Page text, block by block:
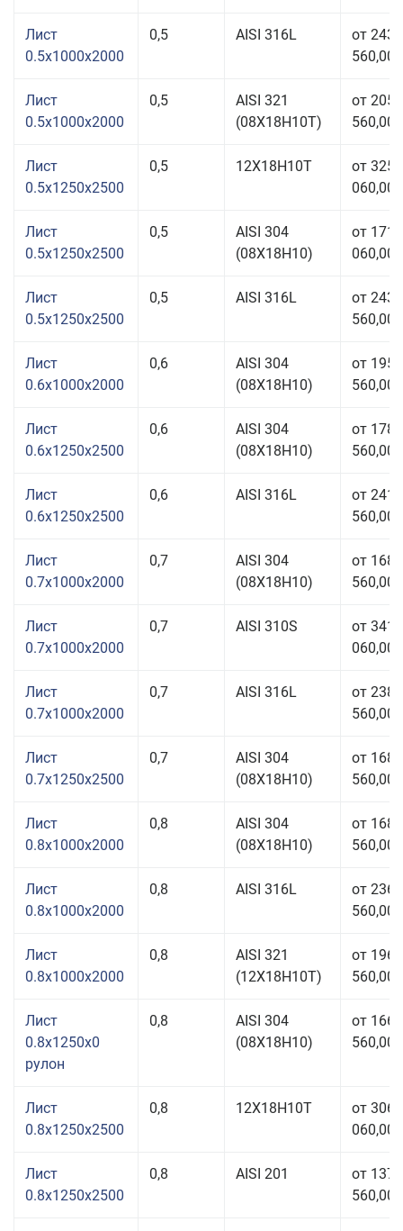
Лист
0.5x1000x2000
0,5 AISI 316L
от 243
560,00
Лист
0.5x1000x2000
0,5
AISI 321
(08Х18Н10T)
от 205
560,00
Лист
0.5x1250x2500
0,5 12Х18Н10Т
от 325
060,00
Лист
0.5x1250x2500
0,5
AISI 304
(08Х18Н10)
от 171
060,00
Лист
0.5x1250x2500
0,5 AISI 316L
от 243
560,00
Лист
0.6x1000x2000
0,6
AISI 304
(08Х18Н10)
от 195
560,00
Лист
0.6x1250x2500
0,6
AISI 304
(08Х18Н10)
от 178
560,00
Лист
0.6x1250x2500
0,6 AISI 316L
от 241
560,00
Лист
0.7x1000x2000
0,7
AISI 304
(08Х18Н10)
от 168
560,00
Лист
0.7x1000x2000
0,7 AISI 310S
от 341
060,00
Лист
0.7x1000x2000
0,7 AISI 316L
от 238
560,00
Лист
0.7x1250x2500
0,7
AISI 304
(08Х18Н10)
от 168
560,00
Лист
0.8x1000x2000
0,8
AISI 304
(08Х18Н10)
от 168
560,00
Лист
0.8x1000x2000
0,8 AISI 316L
от 236
560,00
Лист
0.8x1000x2000
0,8
AISI 321
(12Х18Н10Т)
от 196
560,00
Лист
0.8x1250x0
рулон
0,8
AISI 304
(08Х18Н10)
от 166
560,00
Лист
0.8x1250x2500
0,8 12Х18Н10Т
от 306
060,00
Лист
0.8x1250x2500
0,8 AISI 201
от 137
560,00